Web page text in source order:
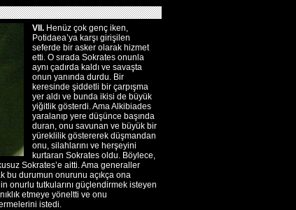
VII. Henüz çok genç iken,
Potidaea’ya karşı girişilen
seferde bir asker olarak hizmet
etti. O sırada Sokrates onunla
aynı çadırda kaldı ve savaşta
onun yanında durdu. Bir
keresinde şiddetli bir çarpışma
yer aldı ve bunda ikisi de büyük
yiğitlik gösterdi. Ama Alkibiades
yaralanıp yere düşünce başında
duran, onu savunan ve büyük bir
yüreklilik göstererek düşmandan
onu, silahlarını ve herşeyini
kurtaran Sokrates oldu. Böylece,
Sokrates’e aitti. Ama generaller
bu durumun onurunu açıkça ona
onurlu tutkularını güçlendirmek isteyen
etmeye yöneltti ve onu
istedi.